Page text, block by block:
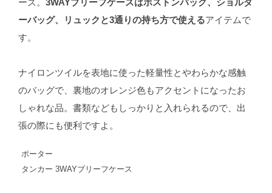
ーズ。 3WAYブリーフケースはボストンバッグ、ショルダ
ーバッグ、リュックと3通りの持ち方で使えるアイテムで
す。
ナイロンツイルを表地に使った軽量性とやわらかな感触
のバッグで、裏地のオレンジ色もアクセントになったお
しゃれな品。書類などもしっかりと入れられるので、出
張の際にも便利ですよ。
ポーター
タンカー 3WAYブリーフケース